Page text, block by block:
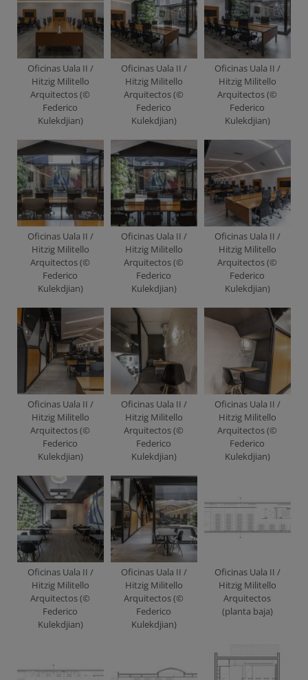
Oficinas Uala II /
Hitzig Militello
Arquitectos (©
Federico
Kulekdjian)
Oficinas Uala II /
Hitzig Militello
Arquitectos (©
Federico
Kulekdjian)
Oficinas Uala II /
Hitzig Militello
Arquitectos (©
Federico
Kulekdjian)
Oficinas Uala II /
Hitzig Militello
Arquitectos (©
Federico
Kulekdjian)
Oficinas Uala II /
Hitzig Militello
Arquitectos (©
Federico
Kulekdjian)
Oficinas Uala II /
Hitzig Militello
Arquitectos (©
Federico
Kulekdjian)
Oficinas Uala II /
Hitzig Militello
Arquitectos (©
Federico
Kulekdjian)
Oficinas Uala II /
Hitzig Militello
Arquitectos (©
Federico
Kulekdjian)
Oficinas Uala II /
Hitzig Militello
Arquitectos (©
Federico
Kulekdjian)
Oficinas Uala II /
Hitzig Militello
Arquitectos (©
Federico
Kulekdjian)
Oficinas Uala II /
Hitzig Militello
Arquitectos (©
Federico
Kulekdjian)
Oficinas Uala II /
Hitzig Militello
Arquitectos
(planta baja)